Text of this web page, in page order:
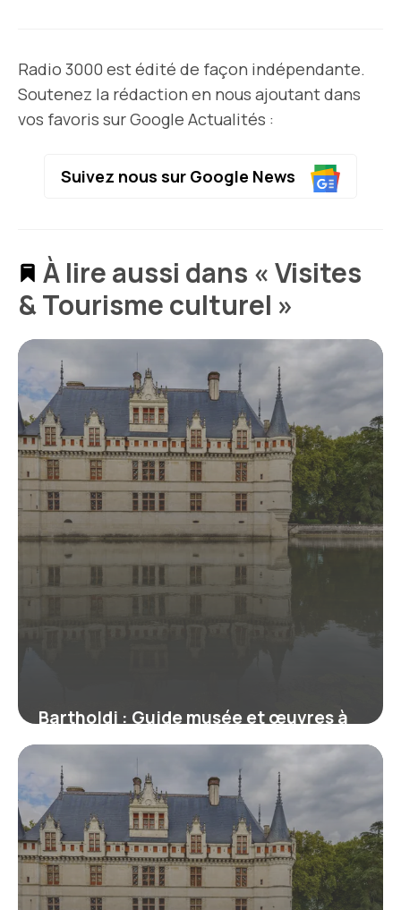
Radio 3000 est édité de façon indépendante.
Soutenez la rédaction en nous ajoutant dans
vos favoris sur Google Actualités :
Suivez nous sur Google News
À lire aussi dans « Visites
& Tourisme culturel »
Bartholdi : Guide musée et œuvres à
Colmar 2026
11 juillet 2026